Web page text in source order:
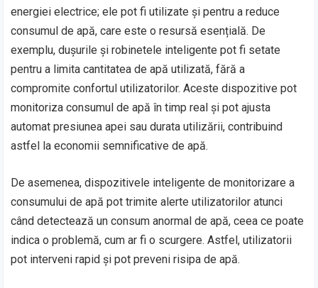
energiei electrice; ele pot fi utilizate și pentru a reduce
consumul de apă, care este o resursă esențială. De
exemplu, dușurile și robinetele inteligente pot fi setate
pentru a limita cantitatea de apă utilizată, fără a
compromite confortul utilizatorilor. Aceste dispozitive pot
monitoriza consumul de apă în timp real și pot ajusta
automat presiunea apei sau durata utilizării, contribuind
astfel la economii semnificative de apă.
De asemenea, dispozitivele inteligente de monitorizare a
consumului de apă pot trimite alerte utilizatorilor atunci
când detectează un consum anormal de apă, ceea ce poate
indica o problemă, cum ar fi o scurgere. Astfel, utilizatorii
pot interveni rapid și pot preveni risipa de apă.